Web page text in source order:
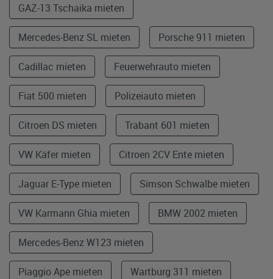
GAZ-13 Tschaika mieten
Mercedes-Benz SL mieten Porsche 911 mieten
Cadillac mieten Feuerwehrauto mieten
Fiat 500 mieten Polizeiauto mieten
Citroen DS mieten Trabant 601 mieten
VW Käfer mieten Citroen 2CV Ente mieten
Jaguar E-Type mieten Simson Schwalbe mieten
VW Karmann Ghia mieten BMW 2002 mieten
Mercedes-Benz W123 mieten
Piaggio Ape mieten Wartburg 311 mieten